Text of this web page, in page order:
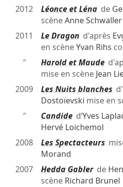
2012
Léonce et Lénade
scèneAnne Schwaller
2011
Le Dragon d'après
en scèneYvan Rihs
″
Harold et Maude
mise en scène Jean
2009
Les Nuits blanches
Dostoïevski mise en
″
Candided’Yves
Hervé Loichemol
2008
Les Spectacteurs
Morand
2007
Hedda Gablerde
scène Richard Brunel